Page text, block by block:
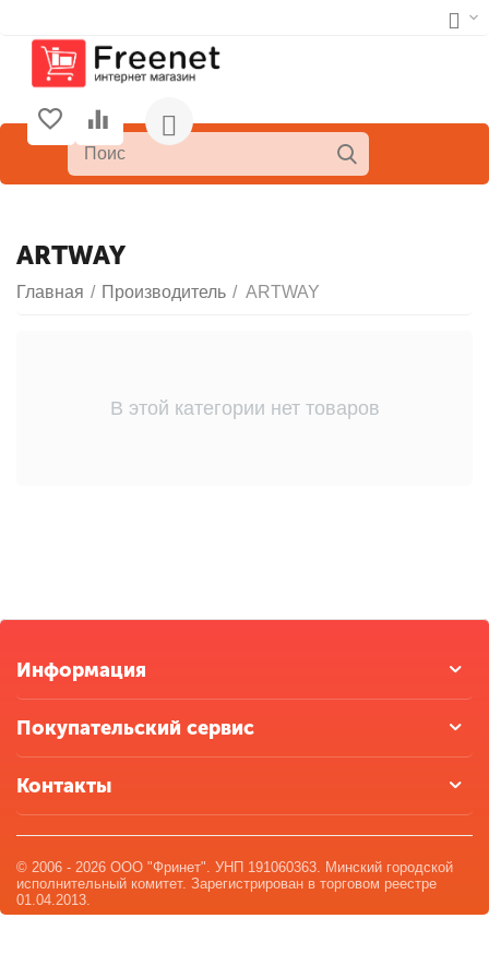
ARTWAY
Главная / Производитель / ARTWAY
В этой категории нет товаров
Информация
Покупательский сервис
Контакты
© 2006 - 2026 ООО "Фринет". УНП 191060363. Минский городской
исполнительный комитет. Зарегистрирован в торговом реестре
01.04.2013.